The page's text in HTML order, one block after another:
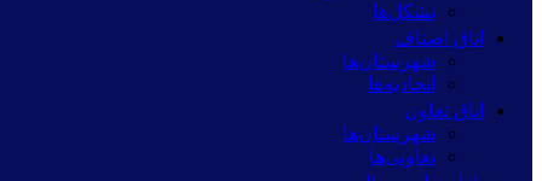
تشکل‌ها
اتاق اصناف
شهرستان‌ها
اتحادیه‌ها
اتاق تعاون
شهرستان‌ها
تعاونی‌ها